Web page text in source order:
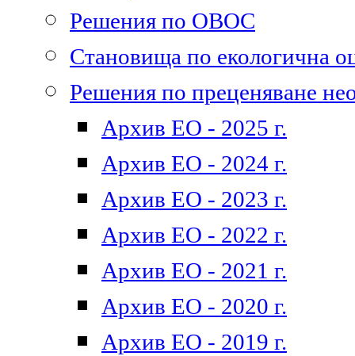
Решения по ОВОС
Становища по екологична
Решения по преценяване
Архив ЕО - 2025 г.
Архив ЕО - 2024 г.
Архив ЕО - 2023 г.
Архив ЕО - 2022 г.
Архив ЕО - 2021 г.
Архив ЕО - 2020 г.
Архив ЕО - 2019 г.